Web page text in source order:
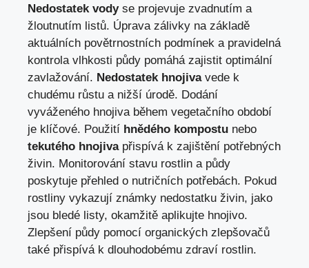
Nedostatek vodyse projevuje zvadnutím a
žloutnutím listů. Úprava zálivky na základě
aktuálních povětrnostních podmínek a pravidelná
kontrola vlhkosti půdy pomáhá zajistit optimální
zavlažování. Nedostatek hnojivavede k
chudému růstu a nižší úrodě. Dodání
vyváženého hnojiva během vegetačního období
je klíčové. Použití hnědého kompostu nebo
tekutého hnojivapřispívá k zajištění potřebných
živin. Monitorování stavu rostlin a půdy
poskytuje přehled o nutričních potřebách. Pokud
rostliny vykazují známky nedostatku živin, jako
jsou bledé listy, okamžitě aplikujte hnojivo.
Zlepšení půdy pomocí organických zlepšovačů
také přispívá k dlouhodobému zdraví rostlin.